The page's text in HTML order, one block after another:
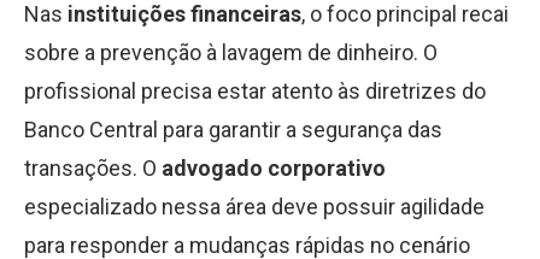
Nas instituições financeiras, o foco principal recai
sobre a prevenção à lavagem de dinheiro. O
profissional precisa estar atento às diretrizes do
Banco Central para garantir a segurança das
transações. O advogado corporativo
especializado nessa área deve possuir agilidade
para responder a mudanças rápidas no cenário